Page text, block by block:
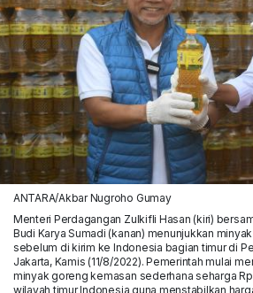
ANTARA/Akbar Nugroho Gumay
Menteri Perdagangan Zulkifli Hasan (kiri)
Budi Karya Sumadi (kanan) menunjukkan
sebelum di kirim ke Indonesia bagian timur di
Jakarta, Kamis (11/8/2022). Pemerintah mulai
minyak goreng kemasan sederhana seharga
wilayah timur Indonesia guna menstabilkan